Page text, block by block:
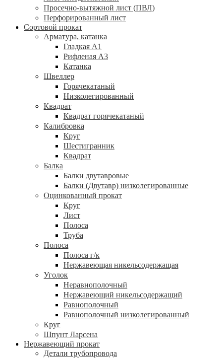
Просечно-вытяжной лист (ПВЛ)
Перфорированный лист
Сортовой прокат
Арматура, катанка
Гладкая А1
Рифленая А3
Катанка
Швеллер
Горячекатаный
Низколегированный
Квадрат
Квадрат горячекатаный
Калибровка
Круг
Шестигранник
Квадрат
Балка
Балки двутавровые
Балки (Двутавр) низколегированные
Оцинкованный прокат
Круг
Лист
Полоса
Труба
Полоса
Полоса г/к
Нержавеющая никельсодержащая
Уголок
Неравнополочный
Нержавеющий никельсодержащий
Равнополочный
Равнополочный низколегированный
Круг
Шпунт Ларсена
Нержавеющий прокат
Детали трубопровода